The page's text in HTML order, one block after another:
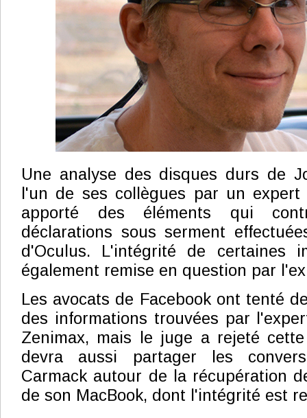
Une analyse des disques durs de
l'un de ses collègues par un
apporté des éléments qui
déclarations sous serment
d'Oculus. L'intégrité de certaines
également remise en question par
Les avocats de Facebook ont tenté
des informations trouvées par
Zenimax, mais le juge a rejeté
devra aussi partager les
Carmack autour de la récupération
de son MacBook, dont l'intégrité est